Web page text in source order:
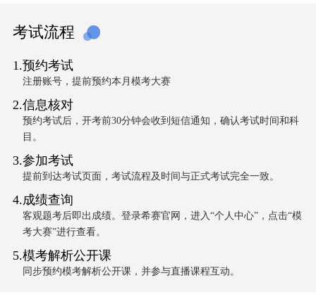
考试流程
1.预约考试
注册账号，提前预约本月模考大赛
2.信息核对
预约考试后，开考前30分钟会收到短信通知，确认考试时间和科
目。
3.参加考试
提前到达考试页面，考试流程及时间与正式考试完全一致。
4.成绩查询
客观题考后即出成绩。登录希赛官网，进入“个人中心”，点击“模
考大赛”进行查看。
5.模考解析公开课
同步预约模考解析公开课，并参与直播课程互动。